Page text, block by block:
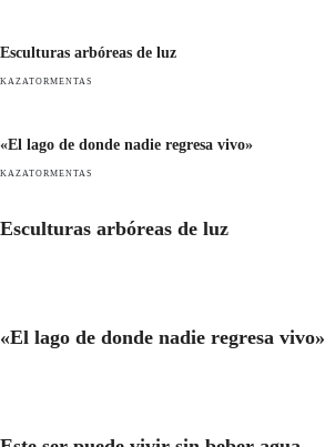
Esculturas arbóreas de luz
KAZATORMENTAS
«El lago de donde nadie regresa vivo»
KAZATORMENTAS
Esculturas arbóreas de luz
«El lago de donde nadie regresa vivo»